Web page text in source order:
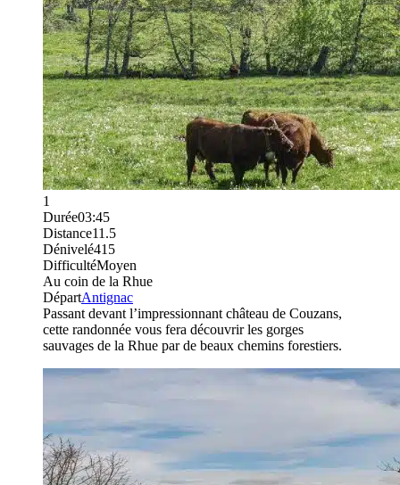
1
Durée03:45
Distance11.5
Dénivelé415
DifficultéMoyen
Au coin de la Rhue
DépartAntignac
Passant devant l’impressionnant château de Couzans,
cette randonnée vous fera découvrir les gorges
sauvages de la Rhue par de beaux chemins forestiers.